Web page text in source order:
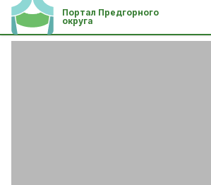
Портал Предгорного
округа